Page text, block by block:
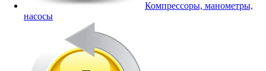
Компрессоры, манометры,
насосы